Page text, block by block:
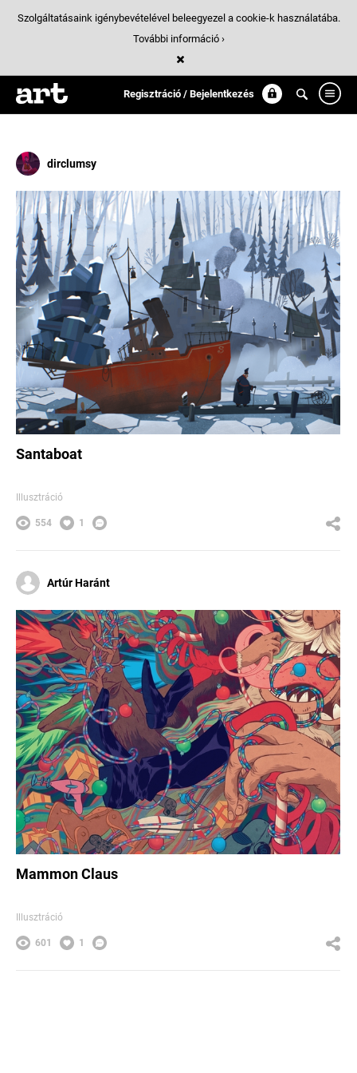
Regisztráció / Bejelentkezés
Találatok/ 2:
santa
dirclumsy
Santaboat
Illusztráció
554 1
Artúr Haránt
Mammon Claus
Illusztráció
601 1
Szolgáltatásaink igénybevételével beleegyezel a cookie-k használatába.
További információ ›